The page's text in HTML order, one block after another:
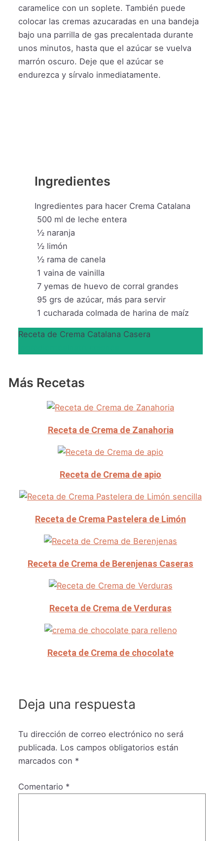
caramelice con un soplete. También puede
colocar las cremas azucaradas en una bandeja
bajo una parrilla de gas precalentada durante
unos minutos, hasta que el azúcar se vuelva
marrón oscuro. Deje que el azúcar se
endurezca y sírvalo inmediatamente.
Ingredientes
Ingredientes para hacer Crema Catalana
500 ml de leche entera
½ naranja
½ limón
½ rama de canela
1 vaina de vainilla
7 yemas de huevo de corral grandes
95 grs de azúcar, más para servir
1 cucharada colmada de harina de maíz
Receta de Crema Catalana Casera
Más Recetas
Receta de Crema de Zanahoria
Receta de Crema de apio
Receta de Crema Pastelera de Limón
Receta de Crema de Berenjenas Caseras
Receta de Crema de Verduras
Receta de Crema de chocolate
Deja una respuesta
Tu dirección de correo electrónico no será
publicada. Los campos obligatorios están
marcados con *
Comentario *